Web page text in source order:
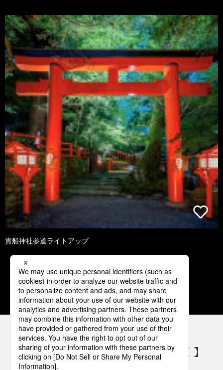
貴船神社参道ライトアップ
1 2 3 4 5
パナソニックの電気設備 SNSアカウント